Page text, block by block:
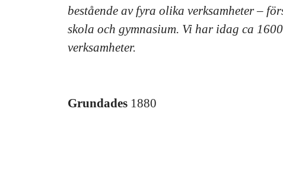
bestående av fyra olika verksamheter –
skola och gymnasium. Vi har idag ca
verksamheter.
Grundades 1880